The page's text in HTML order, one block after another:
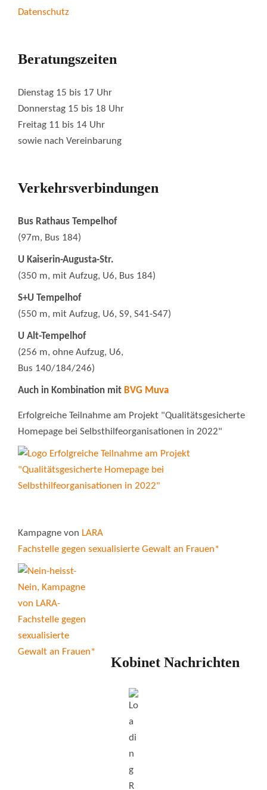
Datenschutz
Beratungszeiten
Dienstag 15 bis 17 Uhr
Donnerstag 15 bis 18 Uhr
Freitag 11 bis 14 Uhr
sowie nach Vereinbarung
Verkehrsverbindungen
Bus Rathaus Tempelhof
(97m, Bus 184)
U Kaiserin-Augusta-Str.
(350 m, mit Aufzug, U6, Bus 184)
S+U Tempelhof
(550 m, mit Aufzug, U6, S9, S41-S47)
U Alt-Tempelhof
(256 m, ohne Aufzug, U6,
Bus 140/184/246)
Auch in Kombination mit BVG Muva
Erfolgreiche Teilnahme am Projekt "Qualitätsgesicherte
Homepage bei Selbsthilfeorganisationen in 2022"
Kampagne von LARA
Fachstelle gegen sexualisierte Gewalt an Frauen*
Kobinet Nachrichten